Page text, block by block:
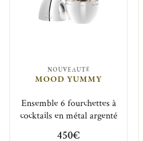
NOUVEAUTÉ
MOOD YUMMY
Ensemble 6 fourchettes à
cocktails en métal argenté
450€